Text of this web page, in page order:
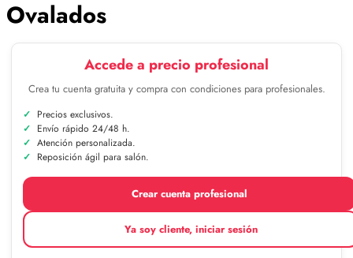
Ovalados
Accede a precio profesional
Crea tu cuenta gratuita y compra con condiciones para profesionales.
Precios exclusivos.
Envío rápido 24/48 h.
Atención personalizada.
Reposición ágil para salón.
Crear cuenta profesional
Ya soy cliente, iniciar sesión